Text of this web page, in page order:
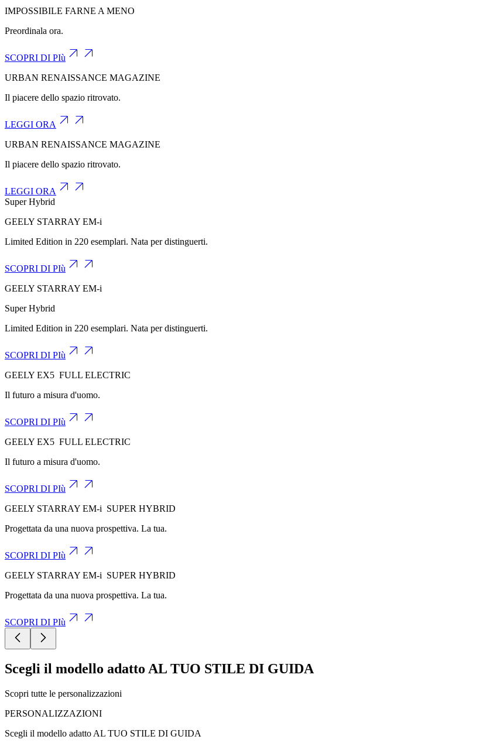
IMPOSSIBILE FARNE A MENO
Preordinala ora.
SCOPRI DI PIù
URBAN RENAISSANCE MAGAZINE
Il piacere dello spazio ritrovato.
LEGGI ORA
URBAN RENAISSANCE MAGAZINE
Il piacere dello spazio ritrovato.
LEGGI ORA
Super Hybrid
GEELY STARRAY EM-i
Limited Edition in 220 esemplari. Nata per distinguerti.
SCOPRI DI PIù
GEELY STARRAY EM-i
Super Hybrid
Limited Edition in 220 esemplari. Nata per distinguerti.
SCOPRI DI PIù
GEELY EX5 FULL ELECTRIC
Il futuro a misura d'uomo.
SCOPRI DI PIù
GEELY EX5 FULL ELECTRIC
Il futuro a misura d'uomo.
SCOPRI DI PIù
GEELY STARRAY EM-i SUPER HYBRID
Progettata da una nuova prospettiva. La tua.
SCOPRI DI PIù
GEELY STARRAY EM-i SUPER HYBRID
Progettata da una nuova prospettiva. La tua.
SCOPRI DI PIù
Scegli il modello adatto AL TUO STILE DI GUIDA
Scopri tutte le personalizzazioni
PERSONALIZZAZIONI
Scegli il modello adatto AL TUO STILE DI GUIDA